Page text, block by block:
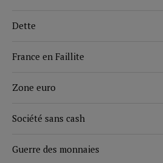
Dette
France en Faillite
Zone euro
Société sans cash
Guerre des monnaies